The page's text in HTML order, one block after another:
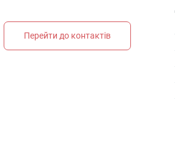
Перейти до контактів